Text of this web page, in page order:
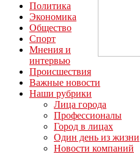
Политика
Экономика
Общество
Спорт
Мнения и
интервью
Происшествия
Важные новости
Наши рубрики
Лица города
Профессионалы
Город в лицах
Один день из жизни
Новости компаний